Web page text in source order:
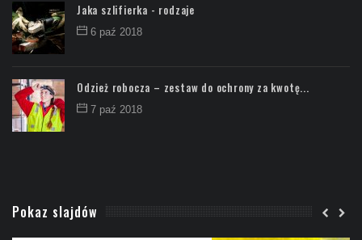
Jaka szlifierka - rodzaje
6 paź 2018
Odzież robocza – zestaw do ochrony za kwotę...
7 paź 2018
Pokaz slajdów